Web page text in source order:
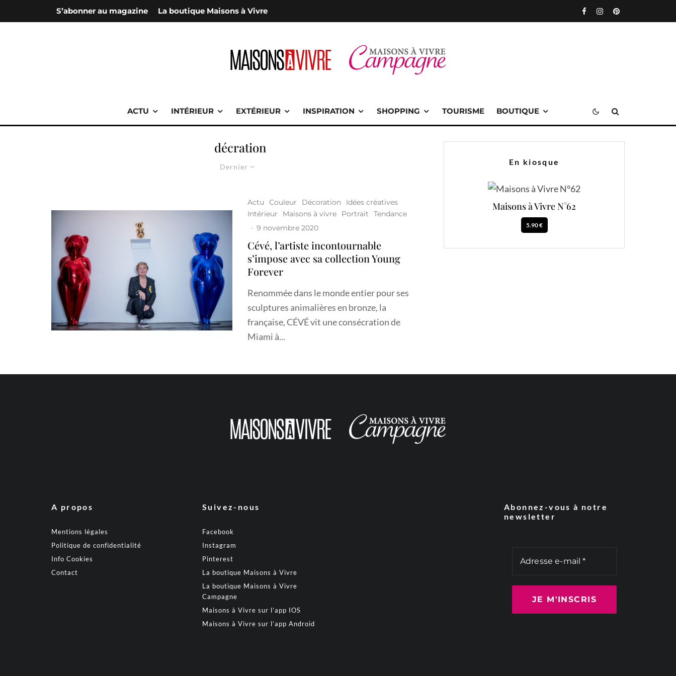
S’abonner au magazine La boutique Maisons à Vivre
ACTU INTÉRIEUR EXTÉRIEUR INSPIRATION SHOPPING TOURISME BOUTIQUE
décration
Dernier
Actu Couleur Décoration
Idées créatives
Intérieur
Maisons à vivre Portrait
Tendance
· 9 novembre 2020
Cévé, l’artiste incontournable
s’impose avec sa collection Young
Forever
Renommée dans le monde entier pour ses
sculptures animalières en bronze, la
française, CÉVÉ vit une consécration de
Miami à...
En kiosque
Maisons à Vivre N°62
5.90 €
A propos
Mentions légales
Politique de confidentialité
Info Cookies
Contact
Suivez-nous
Facebook
Instagram
Pinterest
La boutique Maisons à Vivre
La boutique Maisons à Vivre
Campagne
Maisons à Vivre sur l’app IOS
Maisons à Vivre sur l’app Android
Abonnez-vous à notre
newsletter